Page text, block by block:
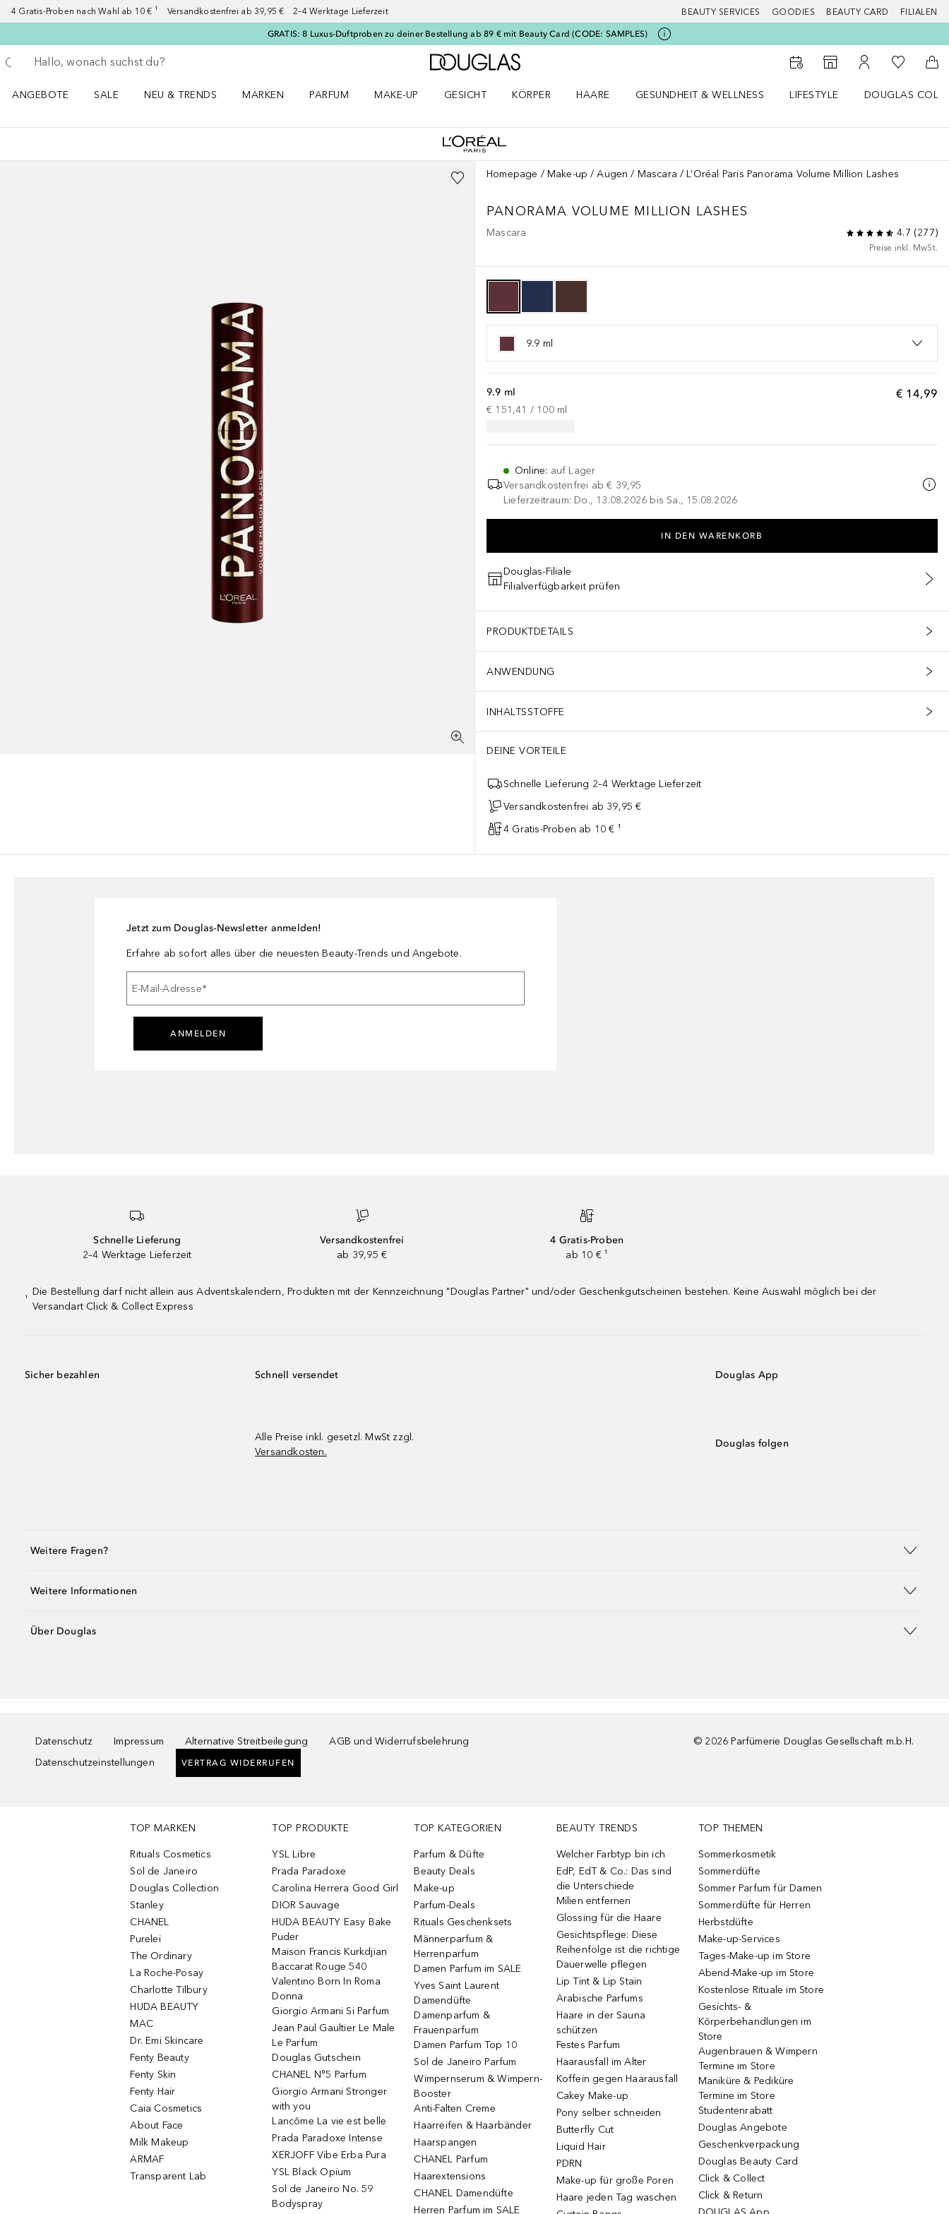
4 Gratis-Proben nach Wahl ab 10 € ¹ Versandkostenfrei ab 39,95 € 2–4 Werktage Lieferzeit BEAUTY SERVICES GOODIES BEAUTY CARD FILIALEN
GRATIS: 8 Luxus-Duftproben zu deiner Bestellung ab 89 € mit Beauty Card (CODE: SAMPLES)
Gehe zurück
Suche ausführen
Zur Douglas Startseite
Zum Storefinder
Zu Meinem
Zu Meiner
ANGEBOTE
SALE
NEU & TRENDS
MARKEN
PARFUM
MAKE-UP
GESICHT
KÖRPER
HAARE
GESUNDHEIT & WELLNESS
LIFESTYLE
DOUGLAS
Homepage Make-up Augen Mascara L’Oréal Paris Panorama Volume Million Lashes
PANORAMA VOLUME MILLION LASHES
Mascara 4.7 (277)
Preise inkl. MwSt.
9.9 ml
€ 14,99
9.9 ml
€ 151,41 / 100 ml
Online: auf Lager
Versandkostenfrei ab € 39,95
Lieferzeitraum: Do., 13.08.2026 bis Sa., 15.08.2026
IN DEN WARENKORB
Douglas-Filiale
Filialverfügbarkeit prüfen
PRODUKTDETAILS
ANWENDUNG
INHALTSSTOFFE
DEINE VORTEILE
Schnelle Lieferung 2–4 Werktage Lieferzeit
Versandkostenfrei ab 39,95 €
4 Gratis-Proben ab 10 € ¹
Jetzt zum Douglas-Newsletter anmelden!
Erfahre ab sofort alles über die neuesten Beauty-Trends und Angebote.
E-Mail-Adresse*
ANMELDEN
Schnelle Lieferung
2–4 Werktage Lieferzeit
Versandkostenfrei
ab 39,95 €
4 Gratis-Proben
ab 10 € ¹
¹
Die Bestellung darf nicht allein aus Adventskalendern, Produkten mit der Kennzeichnung "Douglas Partner" und/oder Geschenkgutscheinen bestehen. Keine Auswahl möglich bei der
Versandart Click & Collect Express
Sicher bezahlen Schnell versendet
Alle Preise inkl. gesetzl. MwSt zzgl.
Versandkosten.
Douglas App
Douglas folgen
Weitere Fragen?
Weitere Informationen
Über Douglas
Datenschutz Impressum Alternative Streitbeilegung
AGB und Widerrufsbelehrung
Datenschutzeinstellungen
VERTRAG WIDERRUFEN
© 2026 Parfümerie Douglas Gesellschaft m.b.H.
TOP MARKEN
Rituals Cosmetics
Sol de Janeiro
Douglas Collection
Stanley
CHANEL
Purelei
The Ordinary
La Roche-Posay
Charlotte Tilbury
HUDA BEAUTY
MAC
Dr. Emi Skincare
Fenty Beauty
Fenty Skin
Fenty Hair
Caia Cosmetics
About Face
Milk Makeup
ARMAF
Transparent Lab
TOP PRODUKTE
YSL Libre
Prada Paradoxe
Carolina Herrera Good Girl
DIOR Sauvage
HUDA BEAUTY Easy Bake
Puder
Maison Francis Kurkdjian
Baccarat Rouge 540
Valentino Born In Roma
Donna
Giorgio Armani Si Parfum
Jean Paul Gaultier Le Male
Le Parfum
Douglas Gutschein
CHANEL N°5 Parfum
Giorgio Armani Stronger
with you
Lancôme La vie est belle
Prada Paradoxe Intense
XERJOFF Vibe Erba Pura
YSL Black Opium
Sol de Janeiro No. 59
Bodyspray
TOP KATEGORIEN
Parfum & Düfte
Beauty Deals
Make-up
Parfum-Deals
Rituals Geschenksets
Männerparfum &
Herrenparfum
Damen Parfum im SALE
Yves Saint Laurent
Damendüfte
Damenparfum &
Frauenparfum
Damen Parfum Top 10
Sol de Janeiro Parfum
Wimpernserum & Wimpern-
Booster
Anti-Falten Creme
Haarreifen & Haarbänder
Haarspangen
CHANEL Parfum
Haarextensions
CHANEL Damendüfte
Herren Parfum im SALE
BEAUTY TRENDS
Welcher Farbtyp bin ich
EdP, EdT & Co.: Das sind
die Unterschiede
Milien entfernen
Glossing für die Haare
Gesichtspflege: Diese
Reihenfolge ist die richtige
Dauerwelle pflegen
Lip Tint & Lip Stain
Arabische Parfums
Haare in der Sauna
schützen
Festes Parfum
Haarausfall im Alter
Koffein gegen Haarausfall
Cakey Make-up
Pony selber schneiden
Butterfly Cut
Liquid Hair
PDRN
Make-up für große Poren
Haare jeden Tag waschen
TOP THEMEN
Sommerkosmetik
Sommerdüfte
Sommer Parfum für Damen
Sommerdüfte für Herren
Herbstdüfte
Make-up-Services
Tages-Make-up im Store
Abend-Make-up im Store
Kostenlose Rituale im Store
Gesichts- &
Körperbehandlungen im
Store
Augenbrauen & Wimpern
Termine im Store
Maniküre & Pediküre
Termine im Store
Studentenrabatt
Douglas Angebote
Geschenkverpackung
Douglas Beauty Card
Click & Collect
Click & Return